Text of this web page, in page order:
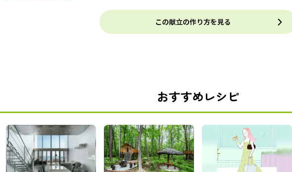
この献立の作り方を見る
おすすめレシピ